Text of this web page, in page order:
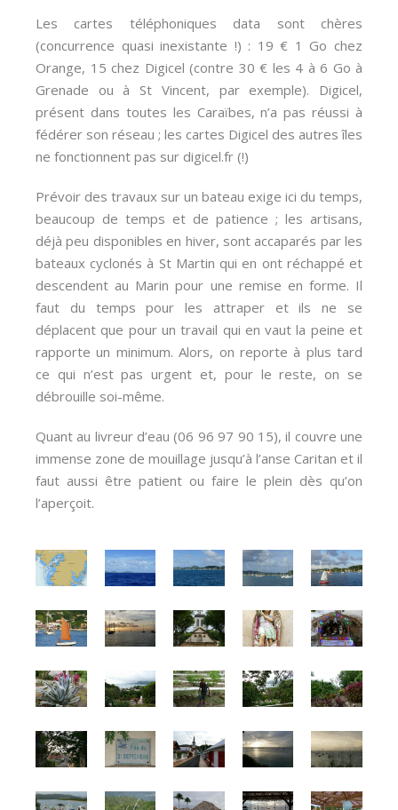
Les cartes téléphoniques data sont chères
(concurrence quasi inexistante !) : 19 € 1 Go chez
Orange, 15 chez Digicel (contre 30 € les 4 à 6 Go à
Grenade ou à St Vincent, par exemple). Digicel,
présent dans toutes les Caraïbes, n’a pas réussi à
fédérer son réseau ; les cartes Digicel des autres îles
ne fonctionnent pas sur digicel.fr (!)
Prévoir des travaux sur un bateau exige ici du temps,
beaucoup de temps et de patience ; les artisans,
déjà peu disponibles en hiver, sont accaparés par les
bateaux cyclonés à St Martin qui en ont réchappé et
descendent au Marin pour une remise en forme. Il
faut du temps pour les attraper et ils ne se
déplacent que pour un travail qui en vaut la peine et
rapporte un minimum. Alors, on reporte à plus tard
ce qui n’est pas urgent et, pour le reste, on se
débrouille soi-même.
Quant au livreur d’eau (06 96 97 90 15), il couvre une
immense zone de mouillage jusqu’à l’anse Caritan et il
faut aussi être patient ou faire le plein dès qu’on
l’aperçoit.